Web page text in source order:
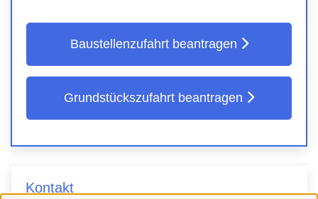
Baustellenzufahrt beantragen
Grundstückszufahrt beantragen
Kontakt